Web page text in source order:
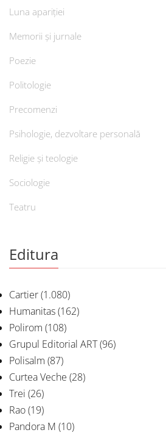
Luna apariției
Memorii și jurnale
Poezie
Politologie
Precomenzi
Psihologie, dezvoltare personală
Religie și teologie
Sociologie
Teatru
Editura
Cartier(1.080)
Humanitas(162)
Polirom (108)
Grupul Editorial ART(96)
Polisalm (87)
Curtea Veche (28)
Trei (26)
Rao(19)
Pandora M (10)